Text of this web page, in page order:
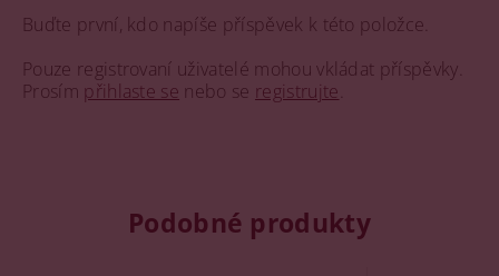
Buďte první, kdo napíše příspěvek k této položce.
Pouze registrovaní uživatelé mohou vkládat příspěvky.
Prosím přihlaste se nebo se registrujte
Podobné produkty